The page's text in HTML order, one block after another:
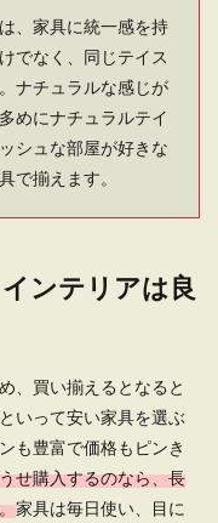
間取りを広く見せる
のルール
するという時には、どんな
ゃれで快適な部屋
始める女性の中には、おし
らしたいと考えている人も
、家具に統一感を持
でなく、同じテイス
ナチュラルな感じが
めにナチュラルテイ
シュな部屋が好きな
で揃えます。
ンテリアは良
、買い揃えるとなると
いって安い家具を選ぶ
も豊富で価格もピンき
せ購入するのなら、長
家具は毎日使い、目に